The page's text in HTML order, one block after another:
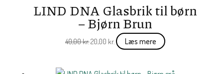
LIND DNA Glasbrik til børn
– Bjørn Brun
40,00kr.Den
20,00 kr. Den Læs mere